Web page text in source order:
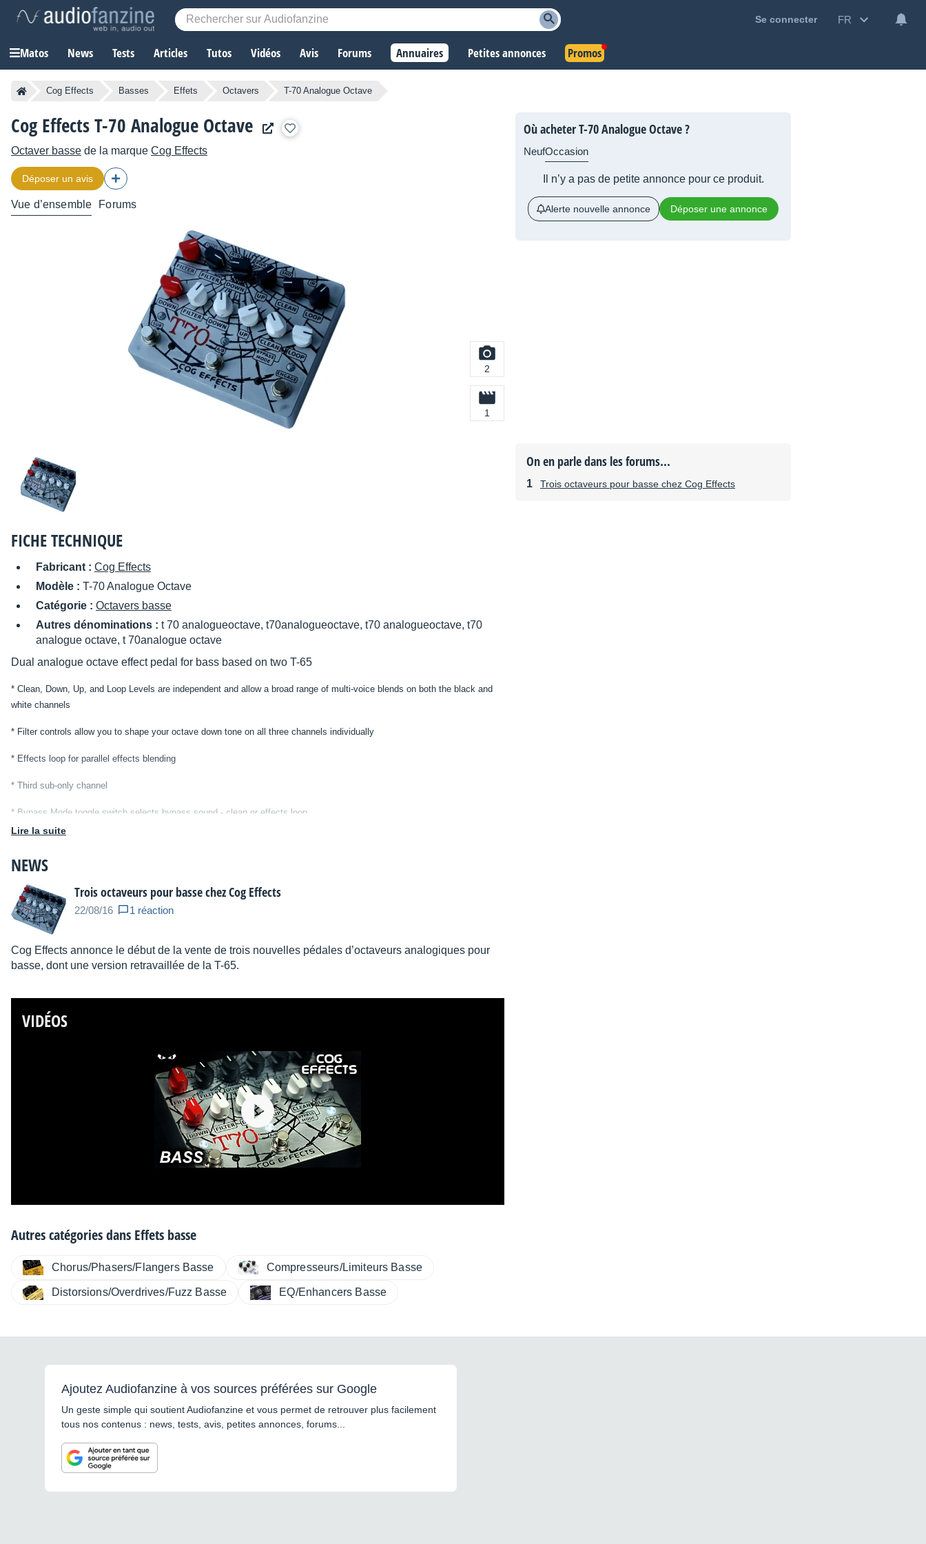
Se connecter FR
Matos News Tests Articles Tutos Vidéos Avis Forums Annuaires Petites annonces Promos
Cog Effects Basses Effets Octavers T-70 Analogue Octave
Cog Effects T-70 Analogue Octave
Octaver basse de la marque Cog Effects
Déposer un avis
Vue d’ensemble Forums
2
1
FICHE TECHNIQUE
Fabricant : Cog Effects
Modèle : T-70 Analogue Octave
Catégorie : Octavers basse
Autres dénominations : t 70 analogueoctave, t70analogueoctave, t70 analogueoctave, t70
analogue octave, t 70analogue octave
Dual analogue octave effect pedal for bass based on two T-65
* Clean, Down, Up, and Loop Levels are independent and allow a broad range of multi-voice blends on both the black and
white channels
* Filter controls allow you to shape your octave down tone on all three channels individually
* Effects loop for parallel effects blending
* Third sub-only channel
* Bypass Mode toggle switch selects bypass sound - clean or effects loop
* North-mounted jacks to reduce pedalboard footprint
* Buffered Bypass
* Die-cast Aluminium box
Lire la suite
NEWS
Trois octaveurs pour basse chez Cog Effects
22/08/16 1 réaction
Cog Effects annonce le début de la vente de trois nouvelles pédales d’octaveurs analogiques pour
basse, dont une version retravaillée de la T-65.
VIDÉOS
Autres catégories dans Effets basse
Chorus/Phasers/Flangers Basse Compresseurs/Limiteurs Basse
Distorsions/Overdrives/Fuzz Basse EQ/Enhancers Basse
Où acheter T-70 Analogue Octave ?
NeufOccasion
Il n’y a pas de petite annonce pour ce produit.
Alerte nouvelle annonce Déposer une annonce
On en parle dans les forums...
Trois octaveurs pour basse chez Cog Effects
Ajoutez Audiofanzine à vos sources préférées sur Google
Un geste simple qui soutient Audiofanzine et vous permet de retrouver plus facilement
tous nos contenus : news, tests, avis, petites annonces, forums...